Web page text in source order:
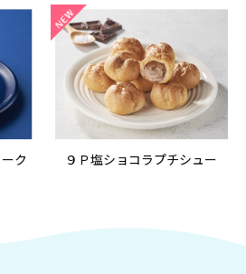
ク
９Ｐ塩ショコラプチシュー